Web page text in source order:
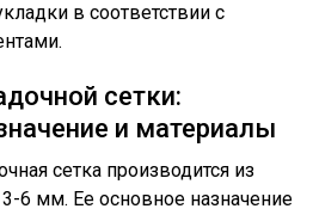
в соответствии с
сетки:
и материалы
сетка производится из
6 мм. Ее основное назначение